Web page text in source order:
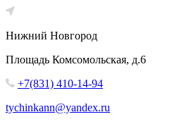
Нижний Новгород
Площадь Комсомольская, д.6
+7(831) 410-14-94
tychinkann@yandex.ru